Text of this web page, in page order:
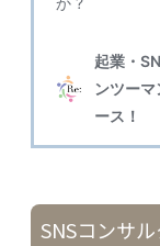
SNSコンサ